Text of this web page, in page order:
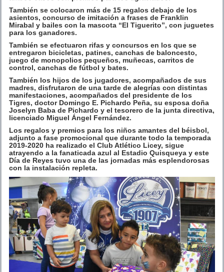
También se colocaron más de 15 regalos debajo de los
asientos, concurso de imitación a frases de Franklin
Mirabal y bailes con la mascota “El Tiguerito”, con juguetes
para los ganadores.
También se efectuaron rifas y concursos en los que se
entregaron bicicletas, patines, canchas de baloncesto,
juego de monopolios pequeños, muñecas, carritos de
control, canchas de fútbol y bates.
También los hijos de los jugadores, acompañados de sus
madres, disfrutaron de una tarde de alegrías con distintas
manifestaciones, acompañados del presidente de los
Tigres, doctor Domingo E. Pichardo Peña, su esposa doña
Joselyn Baba de Pichardo y el tesorero de la junta directiva,
licenciado Miguel Ángel Fernández.
Los regalos y premios para los niños amantes del béisbol,
adjunto a fase promocional que durante todo la temporada
2019-2020 ha realizado el Club Atlético Licey, sigue
atrayendo a la fanaticada azul al Estadio Quisqueya y este
Día de Reyes tuvo una de las jornadas más esplendorosas
con la instalación repleta.